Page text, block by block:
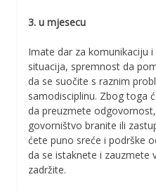
3. u mjesecu
Imate dar za komunikaciju
situacija, spremnost da
da se suočite s raznim
samodisciplinu. Zbog toga
da preuzmete
govorništvo branite ili
ćete puno sreće i podrške
da se istaknete i zauzmete
zadržite.